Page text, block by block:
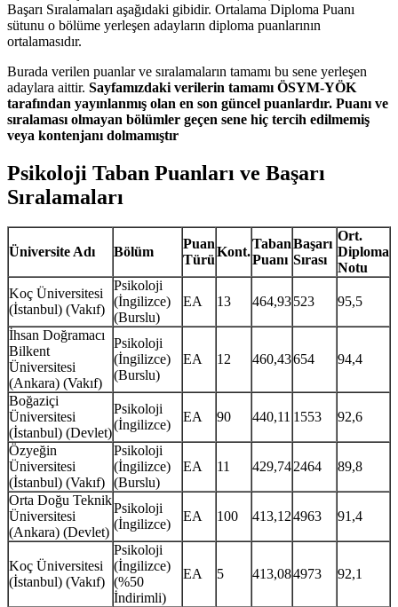
Başarı Sıralamaları aşağıdaki gibidir. Ortalama Diploma Puanı
sütunu o bölüme yerleşen adayların diploma puanlarının
ortalamasıdır.
Burada verilen puanlar ve sıralamaların tamamı bu sene yerleşen
adaylara aittir. Sayfamızdaki verilerin tamamı ÖSYM-YÖK
tarafından yayınlanmış olan en son güncel puanlardır. Puanı ve
sıralaması olmayan bölümler geçen sene hiç tercih edilmemiş
veya kontenjanı dolmamıştır
Psikoloji Taban Puanları ve Başarı
Sıralamaları
Üniversite Adı Bölüm
Puan
Türü
Kont.
Taban
Puanı
Başarı
Sırası
Ort.
Diploma
Notu
Koç Üniversitesi
(İstanbul) (Vakıf)
Psikoloji
(İngilizce)
(Burslu)
EA 13 464,93523 95,5
İhsan Doğramacı
Bilkent
Üniversitesi
(Ankara) (Vakıf)
Psikoloji
(İngilizce)
(Burslu)
EA 12 460,43654 94,4
Boğaziçi
Üniversitesi
(İstanbul) (Devlet)
Psikoloji
(İngilizce)
EA 90 440,11 1553 92,6
Özyeğin
Üniversitesi
(İstanbul) (Vakıf)
Psikoloji
(İngilizce)
(Burslu)
EA 11 429,742464 89,8
Orta Doğu Teknik
Üniversitesi
(Ankara) (Devlet)
Psikoloji
(İngilizce)
EA 100 413,124963 91,4
Koç Üniversitesi
(İstanbul) (Vakıf)
Psikoloji
(İngilizce)
(%50
İndirimli)
EA 5 413,084973 92,1